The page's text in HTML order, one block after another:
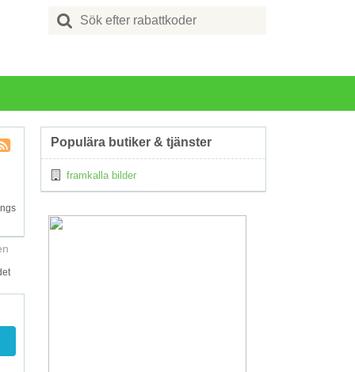
Search
for:
Populära butiker & tjänster
framkalla bilder